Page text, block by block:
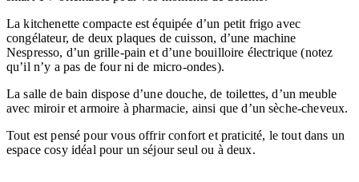
La kitchenette compacte est équipée d’un petit frigo avec
congélateur, de deux plaques de cuisson, d’une machine
Nespresso, d’un grille-pain et d’une bouilloire électrique (notez
qu’il n’y a pas de four ni de micro-ondes).
La salle de bain dispose d’une douche, de toilettes, d’un meuble
avec miroir et armoire à pharmacie, ainsi que d’un sèche-cheveux.
Tout est pensé pour vous offrir confort et praticité, le tout dans un
espace cosy idéal pour un séjour seul ou à deux.